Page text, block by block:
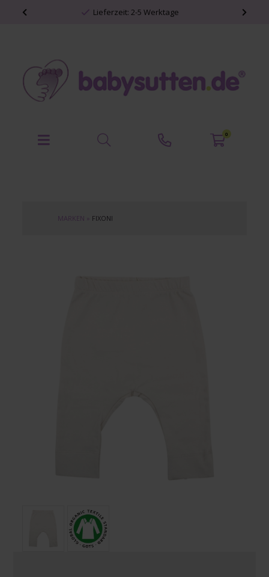
Lieferzeit: 2-5 Werktage
0
MARKEN FIXONI